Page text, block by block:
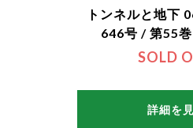
SOLD
トンネルと地下
646号 / 第55巻
詳細を